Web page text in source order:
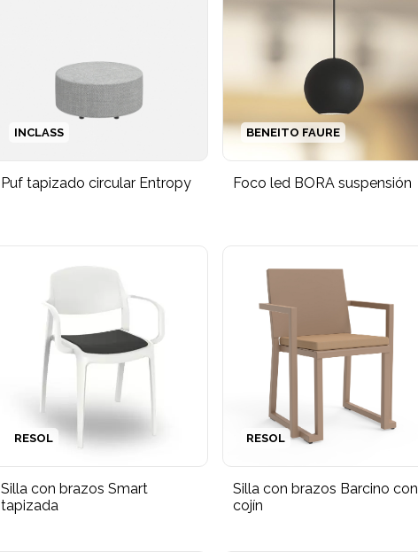
Puf tapizado circular Entropy
INCLASS
Foco led BORA suspensión
BENEITO FAURE
Silla con brazos Smart
tapizada
RESOL
Silla con brazos Barcino con
cojín
RESOL